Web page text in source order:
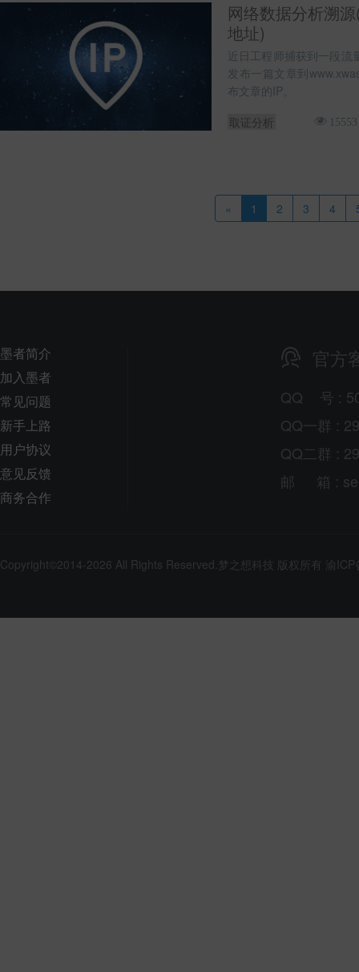
网络数据分析溯
地址)
近日工程师捕获到一段流
发布一篇文章到
布文章的IP。
取证分析
15553
« 1 2 3 4
墨者简介
加入墨者
常见问题
新手上路
用户协议
意见反馈
商务合作
官方
QQ 号 :
QQ一群 :
QQ二群 :
邮
箱 :
Copyright©2014-2026 All Rights Reserved.梦之想科技 版权所有 渝